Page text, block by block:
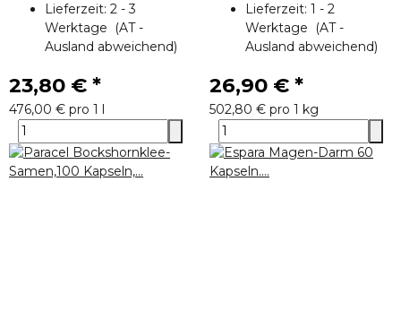
Lieferzeit: 2 - 3
Werktage
(AT -
Ausland abweichend)
23,80 € *
476,00 € pro 1 l
Lieferzeit: 1 - 2
Werktage
(AT -
Ausland abweichend)
26,90 € *
502,80 € pro 1 kg